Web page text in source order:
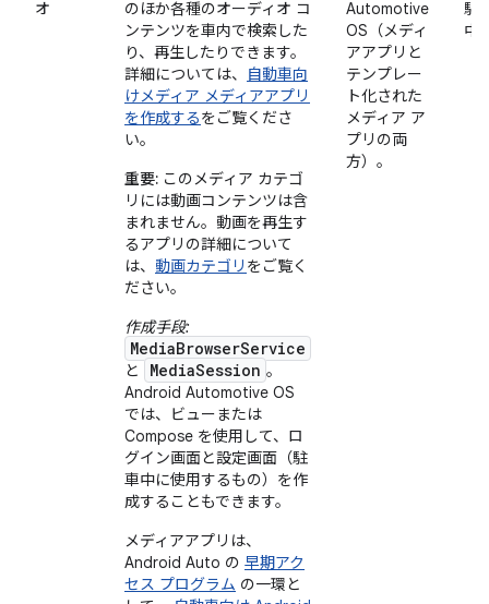
オ
のほか各種のオーディオ コ
ンテンツを車内で検索した
り、再生したりできます。
詳細については、
自動車向
けメディア メディアアプリ
を作成するをご覧くださ
い。
重要: このメディア カテゴ
リには動画コンテンツは含
まれません。動画を再生す
るアプリの詳細について
は、 動画カテゴリ をご覧く
ださい。
作成手段:
MediaBrowserService
と MediaSession 。
Android Automotive OS
では、ビューまたは
Compose を使用して、ロ
グイン画面と設定画面（駐
車中に使用するもの）を作
成することもできます。
メディアアプリは、
Android Auto の 早期アク
セス プログラム の一環と
Automotive
OS（メディ
アアプリと
テンプレー
ト化された
メディア ア
プリの両
方）。
駐
中